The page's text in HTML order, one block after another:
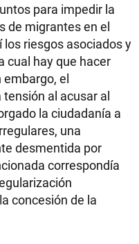
para impedir la
de migrantes en el
riesgos asociados y
cual hay que hacer
el
al acusar al
la ciudadanía a
una
desmentida por
correspondía
concesión de la